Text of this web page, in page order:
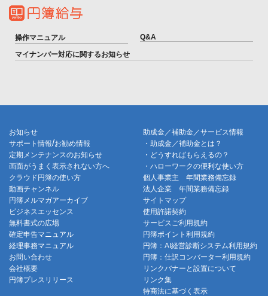
操作マニュアル Q&A
マイナンバー対応に関するお知らせ
お知らせ
サポート情報/お勧め情報
定期メンテナンスのお知らせ
画面がうまく表示されない方へ
クラウド円簿の使い方
動画チャンネル
円簿メルマガアーカイブ
助成金／補助金／サービス情報
・助成金／補助金とは？
・どうすればもらえるの？
・ハローワークの便利な使い方
個人事業主 年間業務備忘録
法人企業 年間業務備忘録
サイトマップ
ビジネスエッセンス
無料書式の広場
確定申告マニュアル
経理事務マニュアル
お問い合わせ
会社概要
円簿プレスリリース
使用許諾契約
サービスご利用規約
円簿ポイント利用規約
円簿：AI経営診断システム利用規約
円簿：仕訳コンバーター利用規約
リンクバナーと設置について
リンク集
特商法に基づく表示